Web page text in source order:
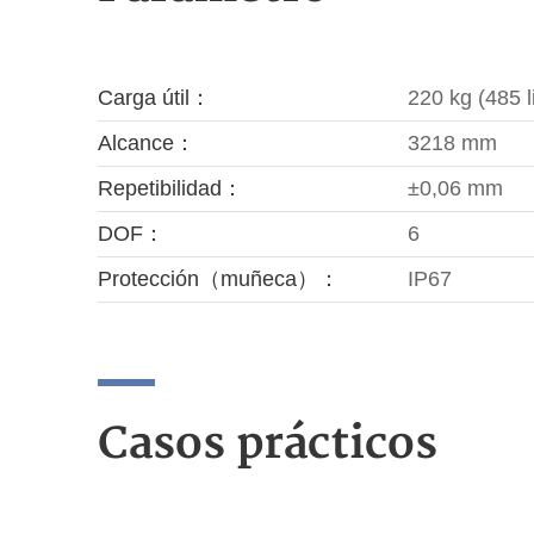
Carga útil：
220 kg (485
Alcance：
3218 mm
Repetibilidad：
±0,06 mm
DOF：
6
Protección（muñeca）：
IP67
Casos prácticos